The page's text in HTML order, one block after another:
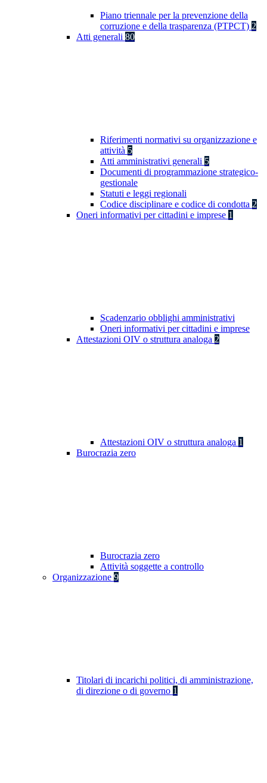
Piano triennale per la prevenzione della
corruzione e della trasparenza (PTPCT) 2
Atti generali 80
Riferimenti normativi su organizzazione e
attività 5
Atti amministrativi generali 5
Documenti di programmazione strategico-
gestionale
Statuti e leggi regionali
Codice disciplinare e codice di condotta 2
Oneri informativi per cittadini e imprese 1
Scadenzario obblighi amministrativi
Oneri informativi per cittadini e imprese
Attestazioni OIV o struttura analoga 2
Attestazioni OIV o struttura analoga 1
Burocrazia zero
Burocrazia zero
Attività soggette a controllo
Organizzazione 9
Titolari di incarichi politici, di amministrazione,
di direzione o di governo 1